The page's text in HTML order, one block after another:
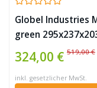
Globel Industries
green
324,00 € 519,00 €
inkl. gesetzlicher MwSt.